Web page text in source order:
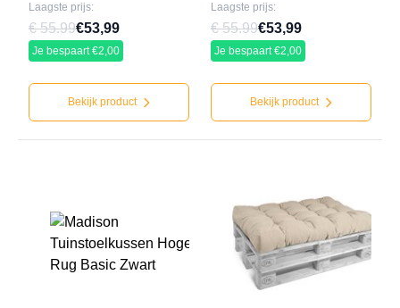
Laagste prijs:
€ 55.99€53,99
Je bespaart €2,00
Bekijk product
Laagste prijs:
€ 55.99€53,99
Je bespaart €2,00
Bekijk product